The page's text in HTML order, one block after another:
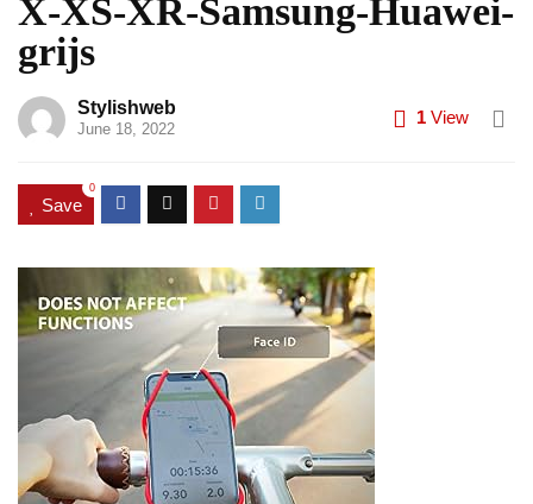
X-XS-XR-Samsung-Huawei-
grijs
Stylishweb
June 18, 2022
1 View
Save
0